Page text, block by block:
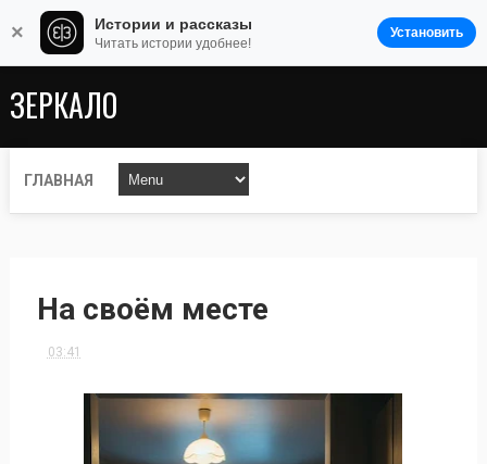
ЗЕРКАЛО
ГЛАВНАЯ
На своём месте
03:41
× Истории и рассказы
Читать истории удобнее!
Установить